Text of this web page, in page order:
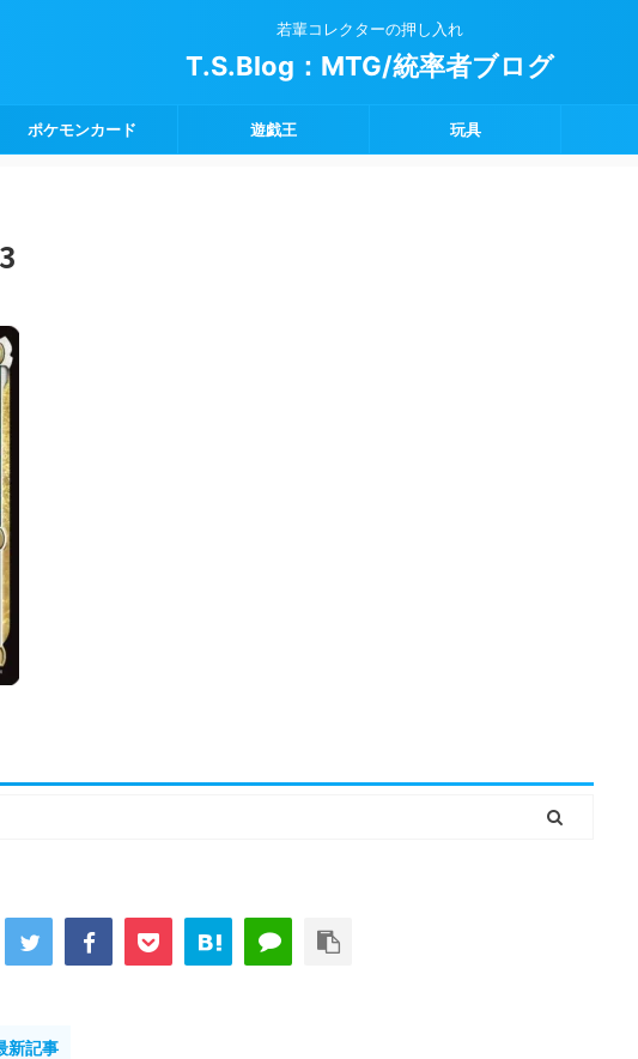
若輩コレクターの押し入れ
T.S.Blog：MTG/統率者ブログ
ポケモンカード 遊戯王 玩具
新記事